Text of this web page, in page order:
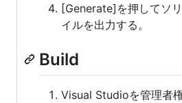
[Generate]を押してソ
イルを出力する。
Build
Visual Studioを管理者